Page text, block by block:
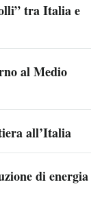
tra Italia e
al Medio
all’Italia
di energia